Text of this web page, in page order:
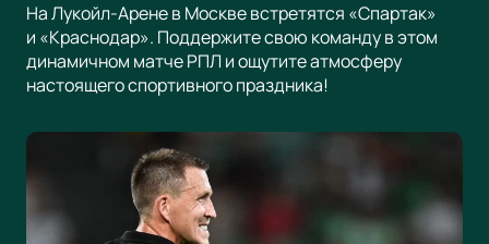
На Лукойл-Арене в Москве встретятся «Спартак»
и «Краснодар». Поддержите свою команду в этом
динамичном матче РПЛ и ощутите атмосферу
настоящего спортивного праздника!